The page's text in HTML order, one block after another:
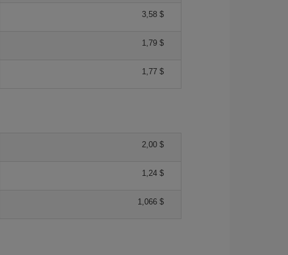
3,58 $
1,79 $
1,77 $
2,00 $
1,24 $
1,066 $